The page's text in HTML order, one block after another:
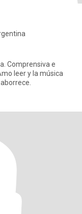
Comprensiva e
leer y la música
popular. Soy muy sensible y la injusticia me aborrece.